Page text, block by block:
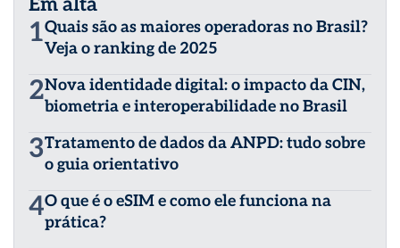
Em alta
1Quais são as maiores operadoras no Brasil?
Veja o ranking de 2025
2Nova identidade digital: o impacto da CIN,
biometria e interoperabilidade no Brasil
3Tratamento de dados da ANPD: tudo sobre
o guia orientativo
4O que é o eSIM e como ele funciona na
prática?